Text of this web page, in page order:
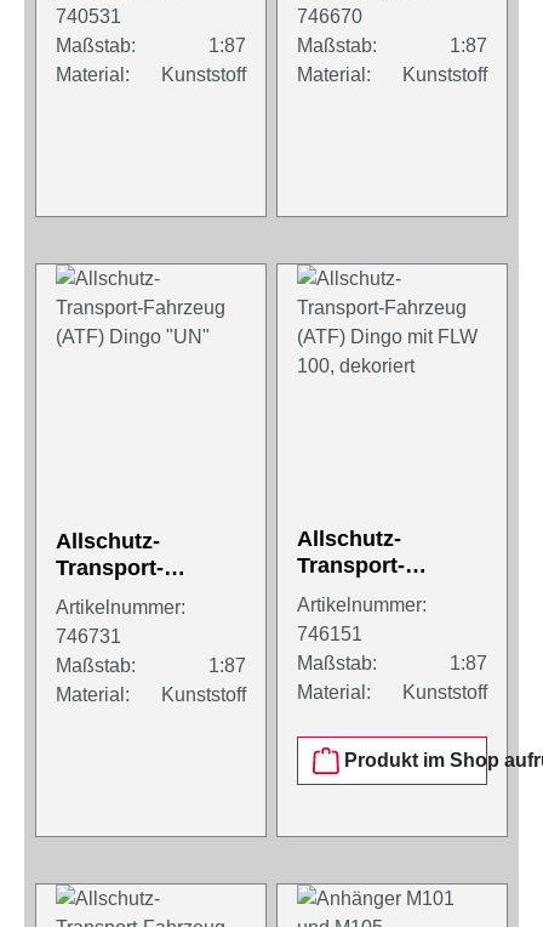
740531
Maßstab:
1:87
Material:
Kunststoff
746670
Maßstab:
1:87
Material:
Kunststoff
Allschutz-
Transport-
Fahrzeug (ATF)
Dingo "UN"
Artikelnummer:
746731
Maßstab:
1:87
Material:
Kunststoff
Allschutz-
Transport-
Fahrzeug (ATF)
Dingo mit FLW
100, dekoriert
Artikelnummer:
746151
Maßstab:
1:87
Material:
Kunststoff
Produkt im Shop